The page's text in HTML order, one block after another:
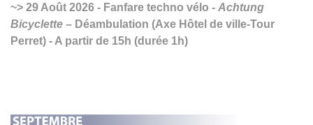
29 Août 2026 - Fanfare techno vélo - Achtung
Bicyclette – Déambulation (Axe Hôtel de ville-Tour
Perret) - A partir de 15h (durée 1h)